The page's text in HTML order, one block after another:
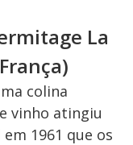
La
colina
vinho atingiu
1961 que os